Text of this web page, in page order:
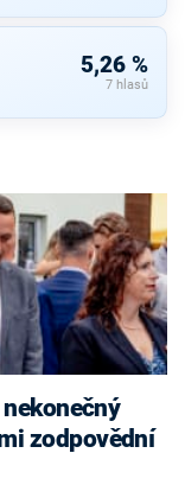
5,26 %
7 hlasů
zodpovědní